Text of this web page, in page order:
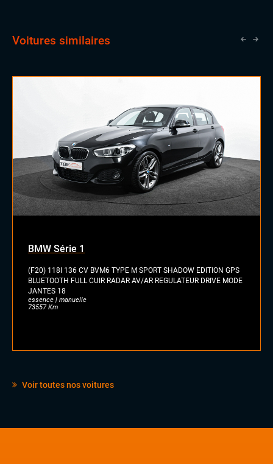
Voitures similaires
BMW Série 1
(F20) 118I 136 CV BVM6 TYPE M SPORT SHADOW EDITION GPS
BLUETOOTH FULL CUIR RADAR AV/AR REGULATEUR DRIVE MODE
JANTES 18
essence | manuelle
73557 Km
Voir toutes nos voitures